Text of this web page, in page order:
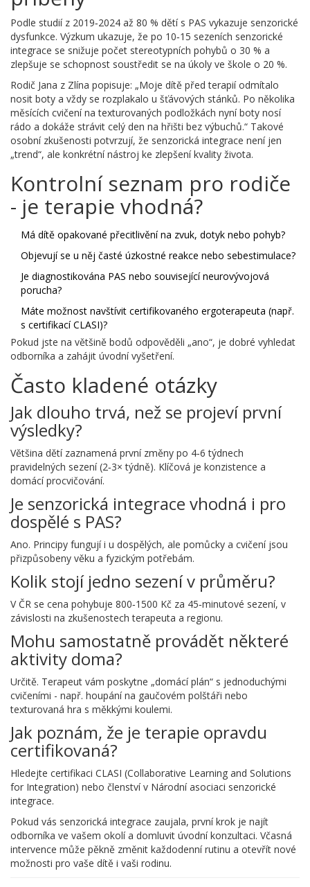
Podle studií z 2019‑2024 až 80 % dětí s PAS vykazuje senzorické
dysfunkce. Výzkum ukazuje, že po 10‑15 sezeních senzorické
integrace se snižuje počet stereotypních pohybů o 30 % a
zlepšuje se schopnost soustředit se na úkoly ve škole o 20 %.
Rodič Jana z Zlína popisuje: „Moje dítě před terapií odmítalo
nosit boty a vždy se rozplakalo u šťávových stánků. Po několika
měsících cvičení na texturovaných podložkách nyní boty nosí
rádo a dokáže strávit celý den na hřišti bez výbuchů.“ Takové
osobní zkušenosti potvrzují, že senzorická integrace není jen
„trend“, ale konkrétní nástroj ke zlepšení kvality života.
Kontrolní seznam pro rodiče
- je terapie vhodná?
Má dítě opakované přecitlivění na zvuk, dotyk nebo pohyb?
Objevují se u něj časté úzkostné reakce nebo sebestimulace?
Je diagnostikována PAS nebo související neurovývojová
porucha?
Máte možnost navštívit certifikovaného ergoterapeuta (např.
s certifikací CLASI)?
Pokud jste na většině bodů odpověděli „ano“, je dobré vyhledat
odborníka a zahájit úvodní vyšetření.
Často kladené otázky
Jak dlouho trvá, než se projeví první
výsledky?
Většina dětí zaznamená první změny po 4‑6 týdnech
pravidelných sezení (2‑3× týdně). Klíčová je konzistence a
domácí procvičování.
Je senzorická integrace vhodná i pro
dospělé s PAS?
Ano. Principy fungují i u dospělých, ale pomůcky a cvičení jsou
přizpůsobeny věku a fyzickým potřebám.
Kolik stojí jedno sezení v průměru?
V ČR se cena pohybuje 800‑1500 Kč za 45‑minutové sezení, v
závislosti na zkušenostech terapeuta a regionu.
Mohu samostatně provádět některé
aktivity doma?
Určitě. Terapeut vám poskytne „domácí plán“ s jednoduchými
cvičeními - např. houpání na gaučovém polštáři nebo
texturovaná hra s měkkými koulemi.
Jak poznám, že je terapie opravdu
certifikovaná?
Hledejte certifikaci CLASI (Collaborative Learning and Solutions
for Integration) nebo členství v Národní asociaci senzorické
integrace.
Pokud vás senzorická integrace zaujala, první krok je najít
odborníka ve vašem okolí a domluvit úvodní konzultaci. Včasná
intervence může pěkně změnit každodenní rutinu a otevřít nové
možnosti pro vaše dítě i vaši rodinu.